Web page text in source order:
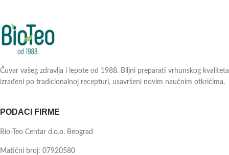
Čuvar vašeg zdravlja i lepote od 1988. Biljni preparati vrhunskog kvaliteta
izrađeni po tradicionalnoj recepturi, usavršeni novim naučnim otkrićima.
PODACI FIRME
Bio-Teo Centar d.o.o. Beograd
Matični broj: 07920580